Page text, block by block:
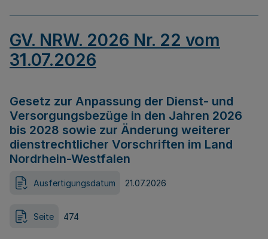
GV. NRW. 2026 Nr. 22 vom
31.07.2026
Gesetz zur Anpassung der Dienst- und
Versorgungsbezüge in den Jahren 2026
bis 2028 sowie zur Änderung weiterer
dienstrechtlicher Vorschriften im Land
Nordrhein-Westfalen
Ausfertigungsdatum 21.07.2026
Seite 474